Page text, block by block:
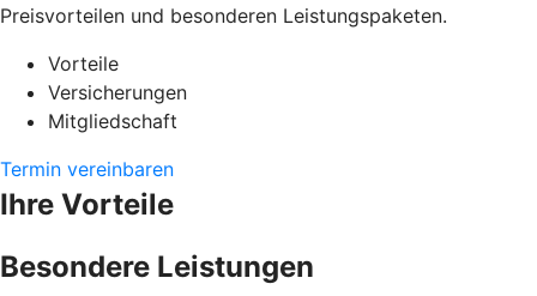
Preisvorteilen und besonderen Leistungspaketen.
Vorteile
Versicherungen
Mitgliedschaft
Termin vereinbaren
Ihre Vorteile
Besondere Leistungen